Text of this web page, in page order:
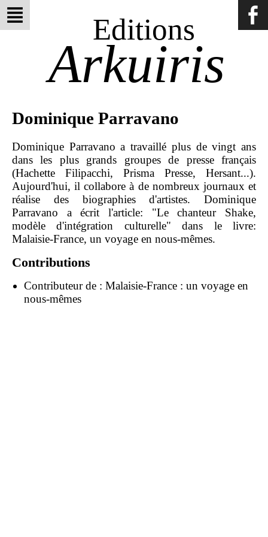
Editions
Arkuiris
Dominique Parravano
Dominique Parravano a travaillé plus de vingt ans
dans les plus grands groupes de presse français
(Hachette Filipacchi, Prisma Presse, Hersant...).
Aujourd'hui, il collabore à de nombreux journaux et
réalise des biographies d'artistes. Dominique
Parravano a écrit l'article: "Le chanteur Shake,
modèle d'intégration culturelle" dans le livre:
Malaisie-France, un voyage en nous-mêmes.
Contributions
Contributeur de : Malaisie-France : un voyage en
nous-mêmes